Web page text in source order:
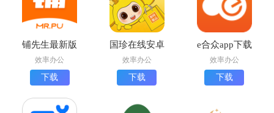
铺先生最新版
下载
效率办公
下载
国珍在线安卓
版下载
效率办公
下载
e合众app下载
官方版
效率办公
下载